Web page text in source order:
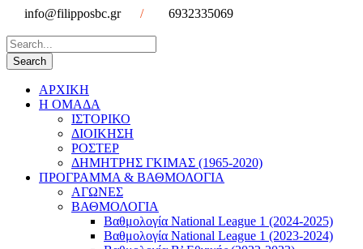
info@filipposbc.gr / 6932335069
ΑΡΧΙΚΗ
Η ΟΜΑΔΑ
ΙΣΤΟΡΙΚΟ
ΔΙΟΙΚΗΣΗ
ΡΟΣΤΕΡ
ΔΗΜΗΤΡΗΣ ΓΚΙΜΑΣ (1965-2020)
ΠΡΟΓΡΑΜΜΑ & ΒΑΘΜΟΛΟΓΙΑ
ΑΓΩΝΕΣ
ΒΑΘΜΟΛΟΓΙΑ
Βαθμολογία National League 1 (2024-2025)
Βαθμολογία National League 1 (2023-2024)